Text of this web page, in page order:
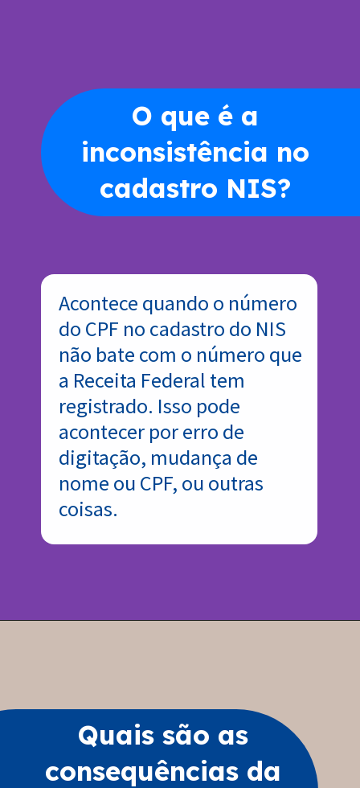
Acontece quando o número
do CPF no cadastro do NIS
não bate com o número que
a Receita Federal tem
registrado. Isso pode
acontecer por erro de
digitação, mudança de
nome ou CPF, ou outras
coisas.
O que é a
inconsistência no
cadastro NIS?
Quais são as
consequências da